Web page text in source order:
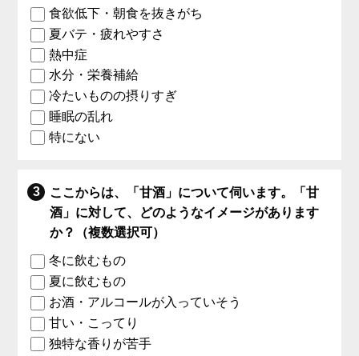
食欲低下・朝食を抜きがち
夏バテ・疲れやすさ
熱中症
水分・栄養補給
冷たいものの摂りすぎ
睡眠の乱れ
特にない
ここからは、「甘酒」について伺います。「甘
酒」に対して、どのようなイメージがあります
か？（複数選択可）
冬に飲むもの
夏に飲むもの
お酒・アルコールが入っていそう
甘い・こってり
独特な香りが苦手